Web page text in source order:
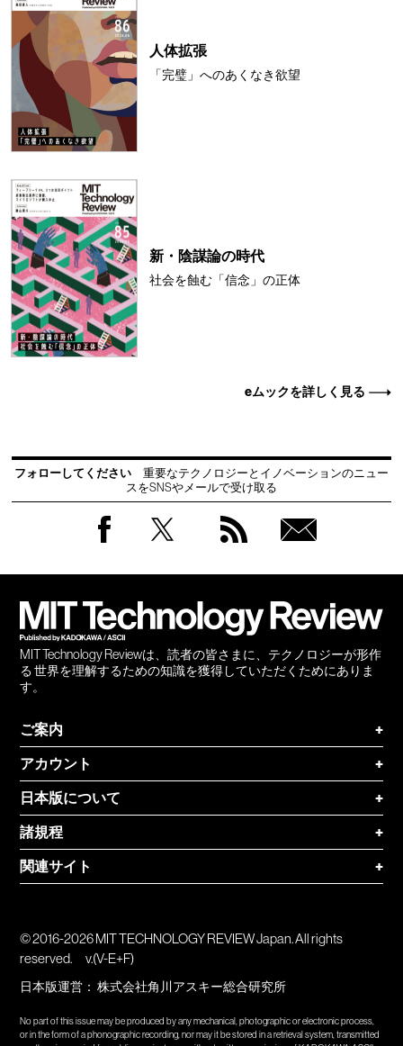
人体拡張
「完璧」へのあくなき欲望
新・陰謀論の時代
社会を蝕む「信念」の正体
eムックを詳しく見る
フォローしてください
重要なテクノロジーとイノベーションのニュー
スをSNSやメールで受け取る
MIT Technology Reviewは、読者の皆さまに、テクノロジーが形作
る 世界を理解するための知識を獲得していただくためにありま
す。
ご案内
+
アカウント
+
日本版について
+
諸規程
+
関連サイト
+
© 2016-2026 MIT TECHNOLOGY REVIEW Japan. All rights
reserved.
v.(V-E+F)
日本版運営：株式会社角川アスキー総合研究所
No part of this issue may be produced by any mechanical, photographic or electronic process,
or in the form of a phonographic recording, nor may it be stored in a retrieval system, transmitted